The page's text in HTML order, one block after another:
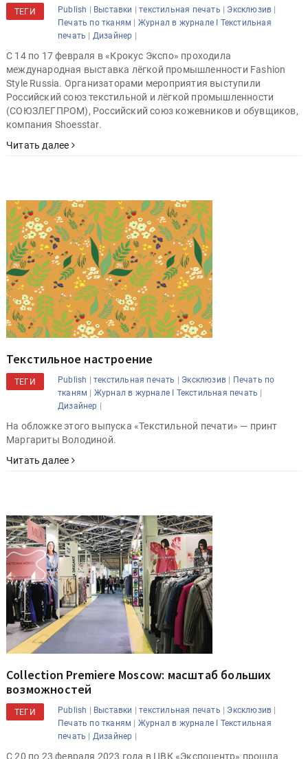
ТЕГИ Publish | Выставки |текстильная печать | Эксклюзив |
Печать по тканям | Журнал в журнале I Текстильная
печать | Дизайнер |
С 14 по 17 февраля в «Крокус Экспо» проходила
международная выставка лёгкой промышленности Fashion
Style Russia. Организаторами мероприятия выступили
Российский союз текстильной и лёгкой промышленности
(СОЮЗЛЕГПРОМ), Российский союз кожевников и обувщиков,
компания Shoesstar.
Читать далее
Текстильное настроение
ТЕГИ Publish |текстильная печать | Эксклюзив | Печать по
тканям | Журнал в журнале I Текстильная печать |
Дизайнер |
На обложке этого выпуска «Текстильной печати» — принт
Маргариты Володиной.
Читать далее
Collection Premiere Moscow: масштаб больших
возможностей
ТЕГИ Publish | Выставки |текстильная печать | Эксклюзив |
Печать по тканям | Журнал в журнале I Текстильная
печать | Дизайнер |
С 20 по 23 февраля 2023 года в ЦВК «Экспоцентр» прошла